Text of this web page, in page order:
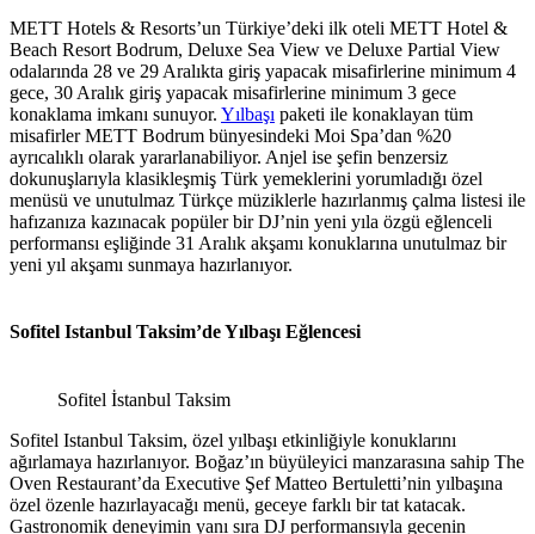
METT Hotels & Resorts’un Türkiye’deki ilk oteli METT Hotel &
Beach Resort Bodrum, Deluxe Sea View ve Deluxe Partial View
odalarında 28 ve 29 Aralıkta giriş yapacak misafirlerine minimum 4
gece, 30 Aralık giriş yapacak misafirlerine minimum 3 gece
konaklama imkanı sunuyor. Yılbaşı paketi ile konaklayan tüm
misafirler METT Bodrum bünyesindeki Moi Spa’dan %20
ayrıcalıklı olarak yararlanabiliyor. Anjel ise şefin benzersiz
dokunuşlarıyla klasikleşmiş Türk yemeklerini yorumladığı özel
menüsü ve unutulmaz Türkçe müziklerle hazırlanmış çalma listesi ile
hafızanıza kazınacak popüler bir DJ’nin yeni yıla özgü eğlenceli
performansı eşliğinde 31 Aralık akşamı konuklarına unutulmaz bir
yeni yıl akşamı sunmaya hazırlanıyor.
Sofitel Istanbul Taksim’de Yılbaşı Eğlencesi
Sofitel İstanbul Taksim
Sofitel Istanbul Taksim, özel yılbaşı etkinliğiyle konuklarını
ağırlamaya hazırlanıyor. Boğaz’ın büyüleyici manzarasına sahip The
Oven Restaurant’da Executive Şef Matteo Bertuletti’nin yılbaşına
özel özenle hazırlayacağı menü, geceye farklı bir tat katacak.
Gastronomik deneyimin yanı sıra DJ performansıyla gecenin